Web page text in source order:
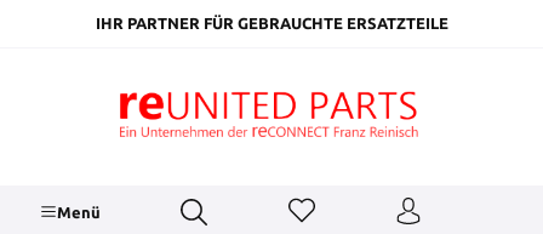
springenIHR PARTNER FÜR GEBRAUCHTE ERSATZTEILE
Menü